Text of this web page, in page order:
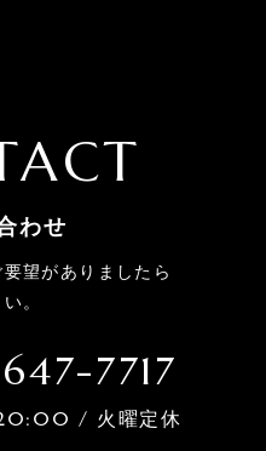
わせ
望がありましたら
。
7717
/ 火曜定休